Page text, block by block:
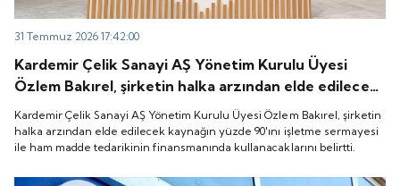
31 Temmuz 2026 17:42:00
Kardemir Çelik Sanayi AŞ Yönetim Kurulu Üyesi
Özlem Bakırel, şirketin halka arzından elde edilecek
kaynağın yüzde 90'ını işletme sermayesi ile ham
madde tedarikinin finansmanında kullanacaklarını
belirtti.
Kardemir Çelik Sanayi AŞ Yönetim Kurulu Üyesi Özlem Bakırel, şirketin
halka arzından elde edilecek kaynağın yüzde 90'ını işletme sermayesi
ile ham madde tedarikinin finansmanında kullanacaklarını belirtti.